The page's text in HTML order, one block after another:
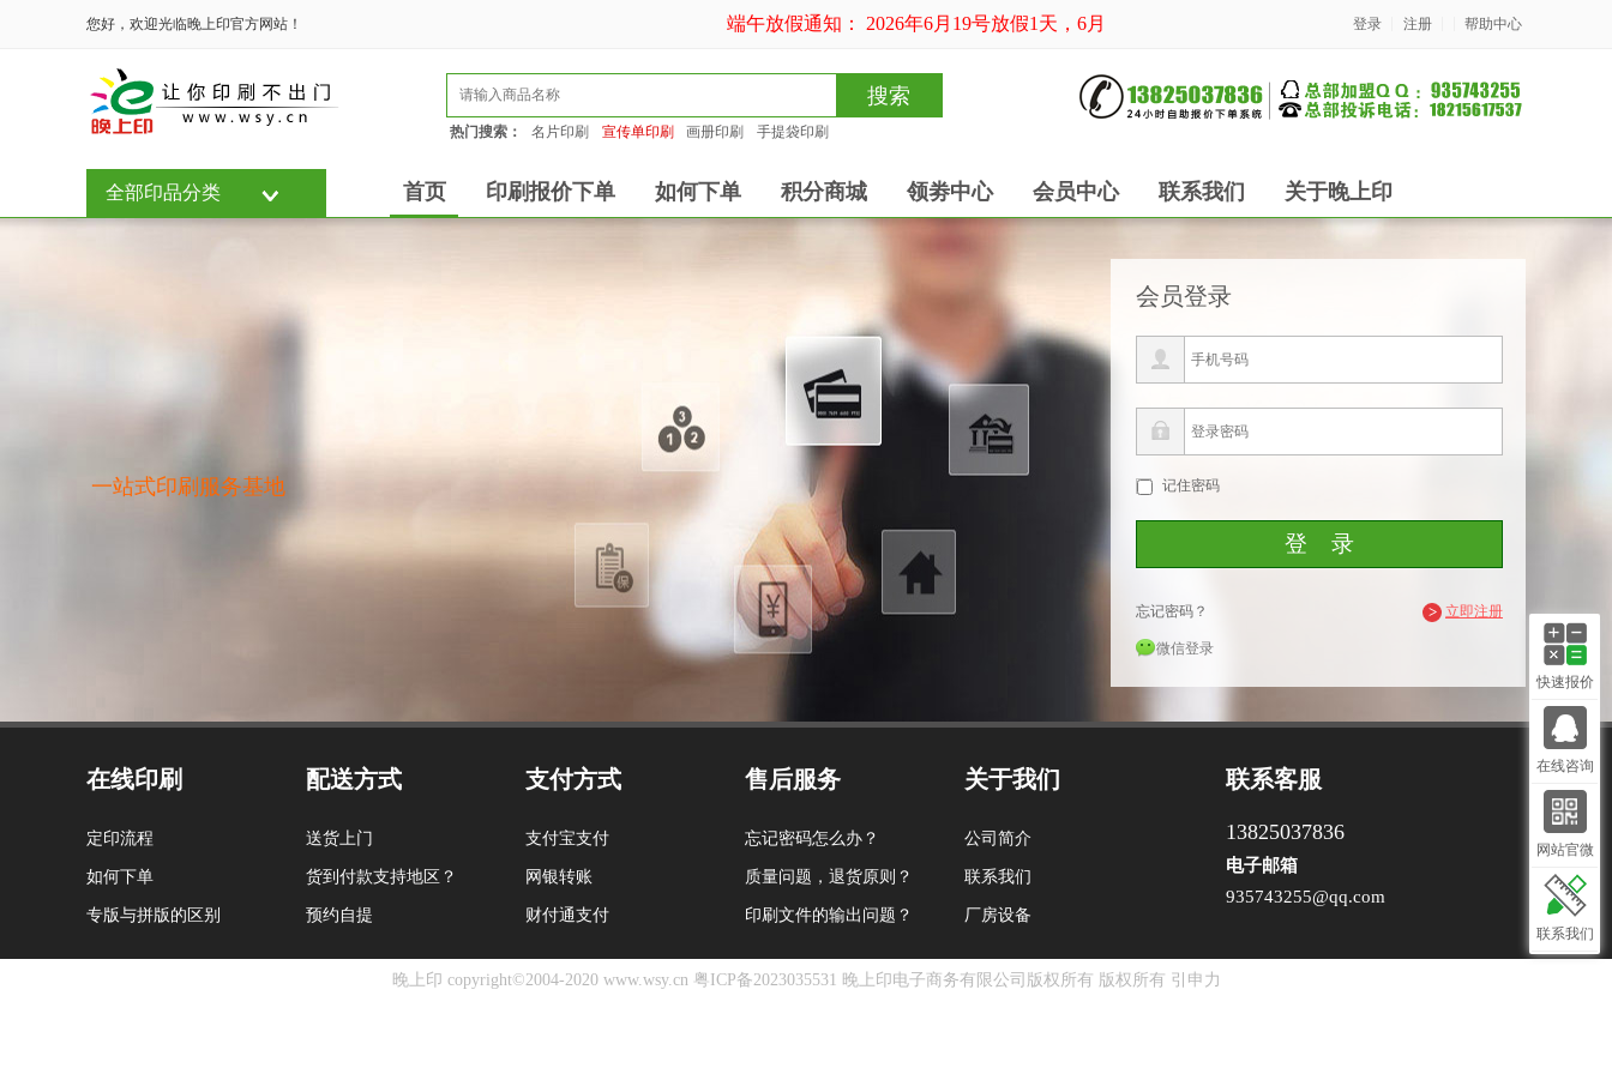
您好，欢迎光临晚上印官方网站！ 端午放假通知： 2026年6月19号放假1天，6月20号正常上班 祝：端午安康 登录 注册 帮助中心
搜索
热门搜索： 名片印刷 宣传单印刷 画册印刷 手提袋印刷
全部印品分类 首页 印刷报价下单 如何下单 积分商城 领劵中心 会员中心 联系我们 关于晚上印
一站式印刷服务基地
会员登录
记住密码
忘记密码？ > 立即注册
微信登录
在线印刷
定印流程
如何下单
专版与拼版的区别
配送方式
送货上门
货到付款支持地区？
预约自提
支付方式
支付宝支付
网银转账
财付通支付
售后服务
忘记密码怎么办？
质量问题，退货原则？
印刷文件的输出问题？
关于我们
公司简介
联系我们
厂房设备
联系客服
13825037836
电子邮箱
935743255@qq.com
晚上印 copyright©2004-2020 www.wsy.cn 粤ICP备2023035531 晚上印电子商务有限公司版权所有 版权所有 引申力
快速报价
在线咨询
网站官微
联系我们